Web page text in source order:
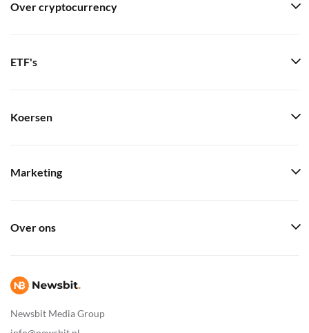
Newsbit Media Group
Over cryptocurrency
ETF's
Koersen
Marketing
Over ons